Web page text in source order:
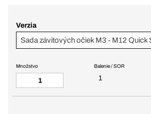
Verzia
Sada závitových očiek M3 - M12 Quick
Balenie / SOR
1
Množstvo